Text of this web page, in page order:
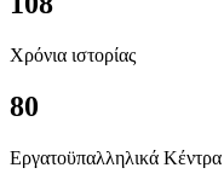
Χρόνια ιστορίας
80
Εργατοϋπαλληλικά Κέντρα